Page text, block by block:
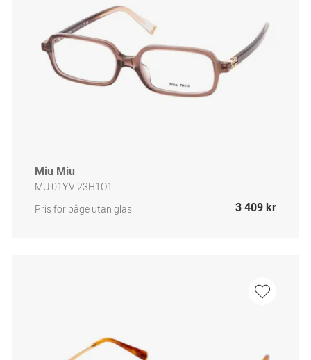
Miu Miu
MU 01YV 23H1O1
Pris för båge utan glas
3 409 kr